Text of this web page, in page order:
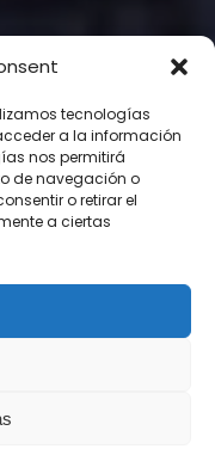
tecnologías
a la información
nos permitirá
de navegación o
o retirar el
a ciertas
|LAS MEJORES
EN ROMA
DORISTEA| AUT.
POLIZZA RC N.
ASS.